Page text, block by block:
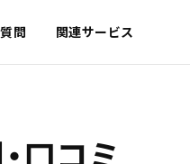
問 関連サービス
口コミ